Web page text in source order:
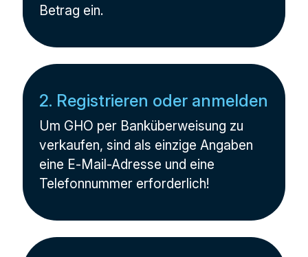
Betrag ein.
2. Registrieren oder anmelden
Um GHO per Banküberweisung zu
verkaufen, sind als einzige Angaben
eine E-Mail-Adresse und eine
Telefonnummer erforderlich!